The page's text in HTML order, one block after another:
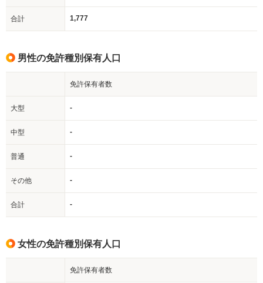
合計 1,777
男性の免許種別保有人口
免許保有者数
大型 -
中型 -
普通 -
その他 -
合計 -
女性の免許種別保有人口
免許保有者数